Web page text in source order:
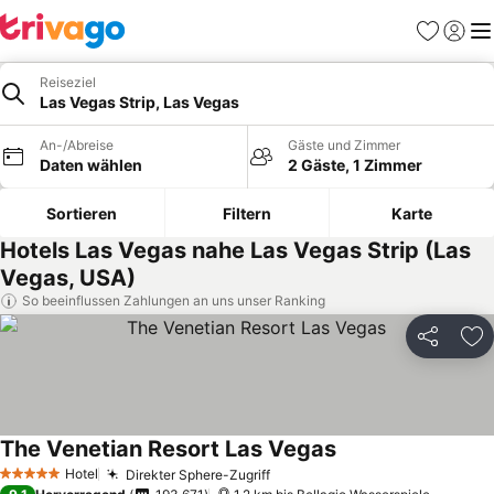
Favoriten
Reiseziel
Las Vegas Strip, Las Vegas
An-/Abreise
Daten wählen
Gäste und Zimmer
2 Gäste, 1 Zimmer
Sortieren Filtern Karte
Hotels Las Vegas nahe Las Vegas Strip (Las
Vegas, USA)
So beeinflussen Zahlungen an uns unser Ranking
Teilen
5 Sterne Hotel Direkter Sphere-Zugriff
The Venetian Resort Las Vegas